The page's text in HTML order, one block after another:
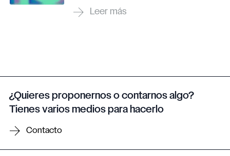
¿Quieres proponernos o contarnos algo?
Tienes varios medios para hacerlo
Contacto